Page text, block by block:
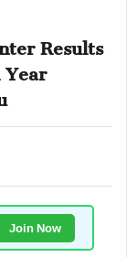
Results
Join Now